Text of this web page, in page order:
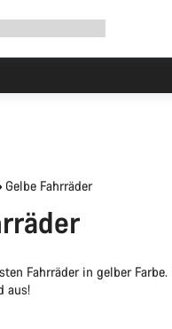
Gelbe Fahrräder
Fahrräder in gelber
aus!